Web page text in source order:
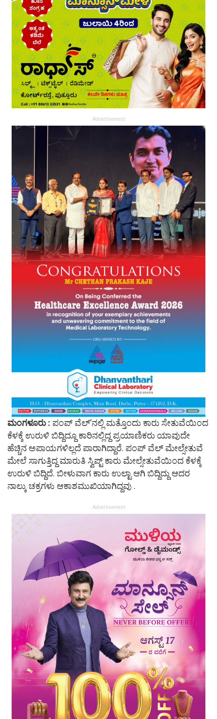
Advertisement
ಮಂಗಳೂರು : ಪಂಪ್ ವೆಲ್’ನಲ್ಲಿ ಮತ್ತೊಂದು ಕಾರು ಸೇತುವೆಯಿಂದ
ಕೆಳಕ್ಕೆ ಉರುಳಿ ಬಿದ್ದಿದ್ದೂ ಕಾರಿನಲ್ಲಿದ್ದ ಪ್ರಯಾಣಿಕರು ಯಾವುದೇ
ಹೆಚ್ಚಿನ ಅಪಾಯಗಳಿಲ್ಲದೆ ಪಾರಾಗಿದ್ದಾರೆ. ಪಂಪ್ ವೆಲ್ ಮೇಲ್ಸೇತುವೆ
ಮೇಲೆ ಸಾಗುತ್ತಿದ್ದ ಮಾರುತಿ ಸ್ವಿಪ್ಟ್ ಕಾರು ಮೇಲ್ಸೇತುವೆಯಿಂದ ಕೆಳಕ್ಕೆ
ಉರುಳಿ ಬಿದ್ದಿದೆ. ಬೀಳುವಾಗ ಕಾರು ಉಲ್ಟಾ ಆಗಿ ಬಿದ್ದಿದ್ದು ಆದರ
ನಾಲ್ಕು ಚಕ್ರಗಳು ಆಕಾಶಮುಖಿಯಾಗಿದ್ದವು .
Advertisement